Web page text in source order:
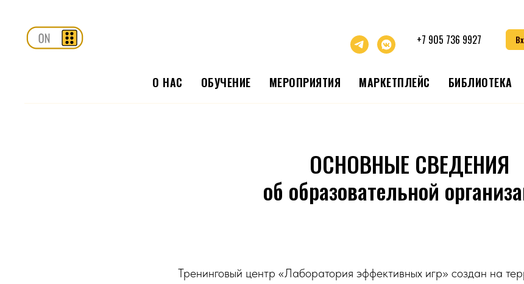
+7 905 736 9927
О НАС ОБУЧЕНИЕ МЕРОПРИЯТИЯ МАРКЕТПЛЕЙС БИБЛИОТЕКА
ОСНОВНЫЕ СВЕДЕНИЯ
об образовательной
Тренинговый центр «Лаборатория эффективных игр» создан на